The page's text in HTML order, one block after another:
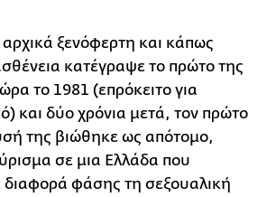
ξενόφερτη και κάπως
κατέγραψε το πρώτο της
το 1981 (επρόκειτο για
και δύο χρόνια μετά, τον πρώτο
της βιώθηκε ως απότομο,
σε μια Ελλάδα που
φάσης τη σεξουαλική